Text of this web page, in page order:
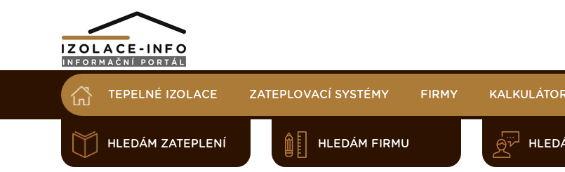
TEPELNÉ IZOLACE ZATEPLOVACÍ SYSTÉMY FIRMY
HLEDÁM ZATEPLENÍ HLEDÁM FIRMU